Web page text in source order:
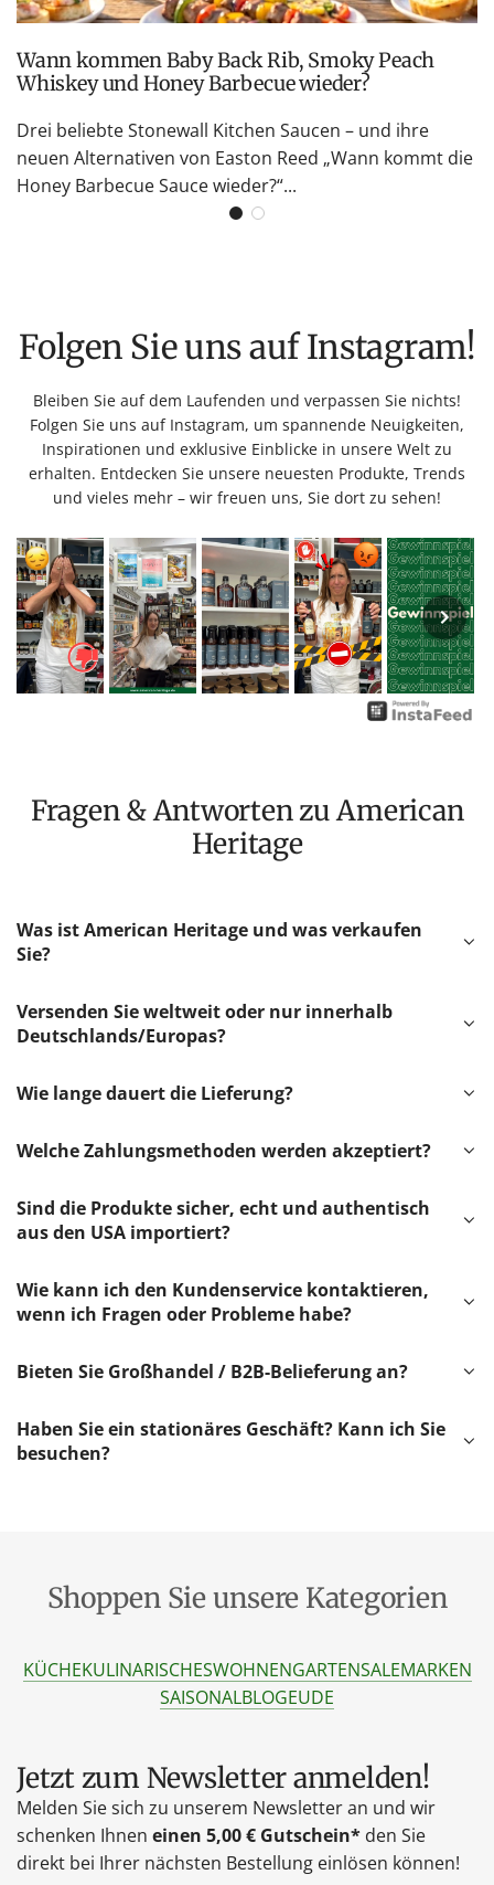
Wann kommen Baby Back Rib, Smoky Peach
Whiskey und Honey Barbecue wieder?
Drei beliebte Stonewall Kitchen Saucen – und ihre
neuen Alternativen von Easton Reed „Wann kommt die
Honey Barbecue Sauce wieder?“...
Folgen Sie uns auf Instagram!
Bleiben Sie auf dem Laufenden und verpassen Sie nichts!
Folgen Sie uns auf Instagram, um spannende Neuigkeiten,
Inspirationen und exklusive Einblicke in unsere Welt zu
erhalten. Entdecken Sie unsere neuesten Produkte, Trends
und vieles mehr – wir freuen uns, Sie dort zu sehen!
Fragen & Antworten zu American
Heritage
Was ist American Heritage und was verkaufen
Sie?
Versenden Sie weltweit oder nur innerhalb
Deutschlands/Europas?
Wie lange dauert die Lieferung?
Welche Zahlungsmethoden werden akzeptiert?
Sind die Produkte sicher, echt und authentisch
aus den USA importiert?
Wie kann ich den Kundenservice kontaktieren,
wenn ich Fragen oder Probleme habe?
Bieten Sie Großhandel / B2B-Belieferung an?
Haben Sie ein stationäres Geschäft? Kann ich Sie
besuchen?
Shoppen Sie unsere Kategorien
KÜCHEKULINARISCHESWOHNENGARTENSALEMARKEN
SAISONALBLOGEUDE
Jetzt zum Newsletter anmelden!
Melden Sie sich zu unserem Newsletter an und wir
schenken Ihnen einen 5,00 € Gutschein* den Sie
direkt bei Ihrer nächsten Bestellung einlösen können!